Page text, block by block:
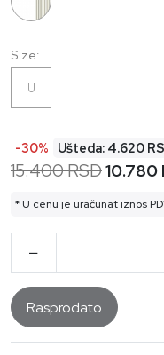
Size:
U
-30% Ušteda: 4.620
15.400 RSD10.780
* U cenu je uračunat iznos
Rasprodato